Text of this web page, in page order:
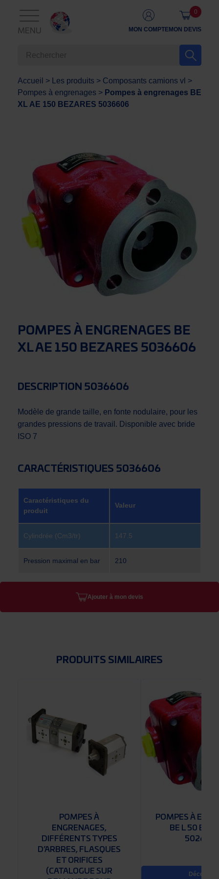
MENU MON COMPTEMON DEVIS
0
Accueil > Les produits > Composants camions vl >
Pompes à engrenages > Pompes à engrenages BE
XL AE 150 BEZARES 5036606
POMPES À ENGRENAGES BE
XL AE 150 BEZARES 5036606
DESCRIPTION 5036606
Modèle de grande taille, en fonte nodulaire, pour les
grandes pressions de travail. Disponible avec bride
ISO 7
CARACTÉRISTIQUES 5036606
Caractéristiques du
produit
Valeur
Cylindrée (Cm3/tr) 147.5
Pression maximal en bar 210
Ajouter à mon devis
PRODUITS SIMILAIRES
POMPES À
ENGRENAGES,
DIFFÉRENTS TYPES
D’ARBRES, FLASQUES
ET ORIFICES
(CATALOGUE SUR
POMPES À
BE L 50
Découvrir